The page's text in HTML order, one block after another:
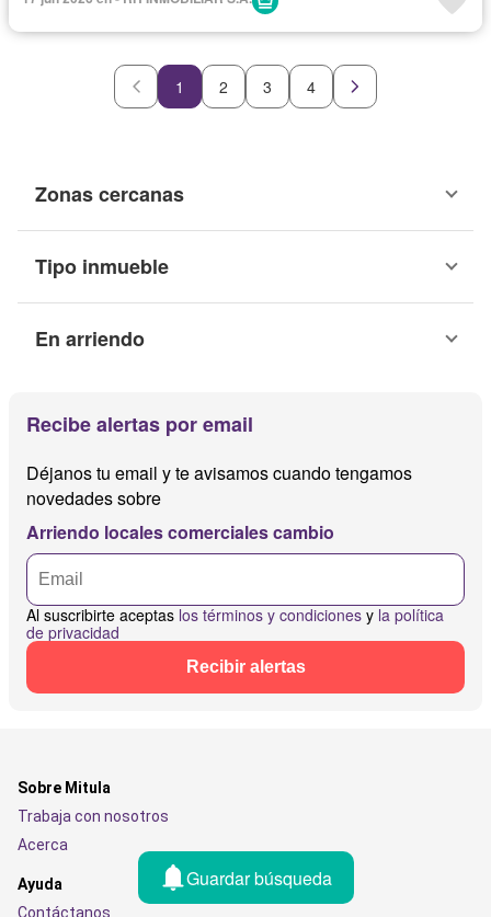
1 2 3 4
Zonas cercanas
Tipo inmueble
En arriendo
Recibe alertas por email
Déjanos tu email y te avisamos cuando tengamos
novedades sobre
Arriendo locales comerciales cambio
Al suscribirte aceptas los términos y condiciones y la política
de privacidad
Recibir alertas
Guardar búsqueda
Sobre Mitula
Trabaja con nosotros
Acerca
Ayuda
Contáctanos